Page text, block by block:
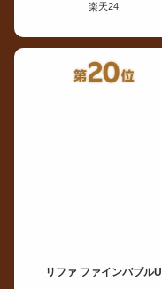
楽天24
リファ ファインバブルU